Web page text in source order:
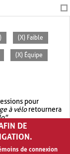
(X) Faible
(X) Équipe
pour
à véloretournera
.
.garage OR vélo
à vélo
DE
de connexion